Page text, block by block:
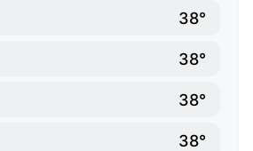
38°
38°
38°
38°